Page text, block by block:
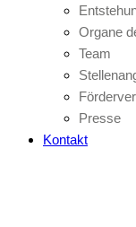
Organe
Team
Presse
Kontakt